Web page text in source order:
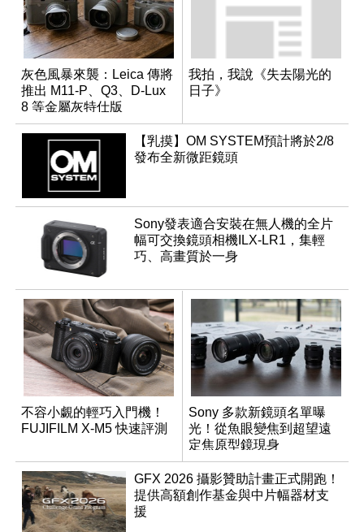
灰色風暴來襲：Leica 傳將
推出 M11-P、Q3、D-Lux
8 等金屬灰特仕版
我拍，我說《失去陽光的
日子》
【乳摸】OM SYSTEM預計將於2/8
發布全新微距鏡頭
Sony發表適合安裝在無人機的全片
幅可交換鏡頭相機ILX-LR1，集輕
巧、高畫質於一身
不容小覷的輕巧入門機！
FUJIFILM X-M5 快速評測
Sony 多款新鏡頭名單曝
光！從魚眼變焦到超望遠
定焦原型鏡現身
GFX 2026 攝影贊助計畫正式開跑！
提供高額創作基金與中片幅器材支
援